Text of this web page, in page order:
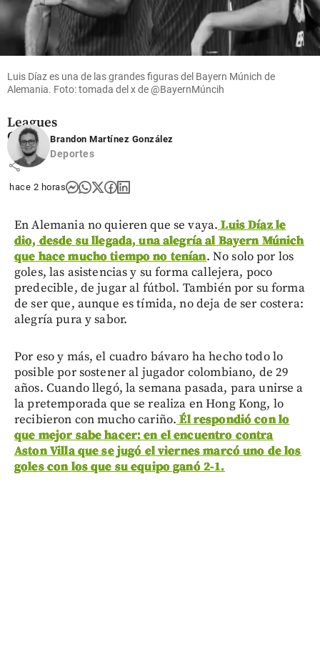
Video:
Lionel
Messi
marcó
ya es el
goleador
Leagues
Cup
share
Luis Díaz es una de las grandes figuras del Bayern Múnich de
Alemania. Foto: tomada del x de @BayernMúncih
Brandon Martínez González
Deportes
hace 2 horas
En Alemania no quieren que se vaya. Luis Díaz le
dio, desde su llegada, una alegría al Bayern Múnich
que hace mucho tiempo no tenían. No solo por los
goles, las asistencias y su forma callejera, poco
predecible, de jugar al fútbol. También por su forma
de ser que, aunque es tímida, no deja de ser costera:
alegría pura y sabor.
Por eso y más, el cuadro bávaro ha hecho todo lo
posible por sostener al jugador colombiano, de 29
años. Cuando llegó, la semana pasada, para unirse a
la pretemporada que se realiza en Hong Kong, lo
recibieron con mucho cariño. Él respondió con lo
que mejor sabe hacer: en el encuentro contra
Aston Villa que se jugó el viernes marcó uno de los
goles con los que su equipo ganó 2-1.